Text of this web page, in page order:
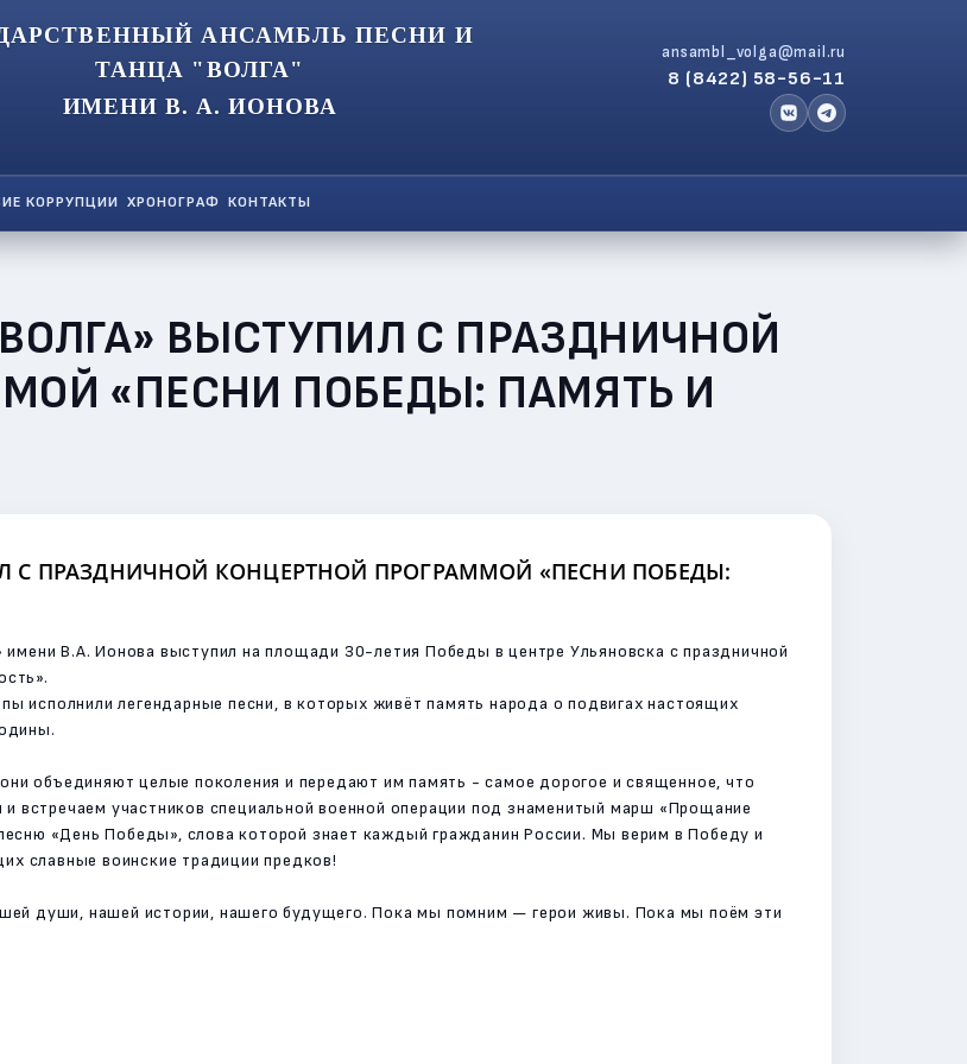
АНСАМБЛЬ ПЕСНИ И
ТАНЦА "ВОЛГА"
ИМЕНИ В. А. ИОНОВА
ansambl_volga@mail.ru
8 (8422) 58-56-11
КОРРУПЦИИ ХРОНОГРАФ КОНТАКТЫ
ВЫСТУПИЛ С ПРАЗДНИЧНОЙ
«ПЕСНИ ПОБЕДЫ: ПАМЯТЬ И
С ПРАЗДНИЧНОЙ КОНЦЕРТНОЙ ПРОГРАММОЙ «ПЕСНИ ПОБЕДЫ:
имени В.А. Ионова выступил на площади 30-летия Победы в центре Ульяновска с праздничной
исполнили легендарные песни, в которых живёт память народа о подвигах настоящих
объединяют целые поколения и передают им память - самое дорогое и священное, что
встречаем участников специальной военной операции под знаменитый марш «Прощание
«День Победы», слова которой знает каждый гражданин России. Мы верим в Победу и
славные воинские традиции предков!
души, нашей истории, нашего будущего. Пока мы помним — герои живы. Пока мы поём эти